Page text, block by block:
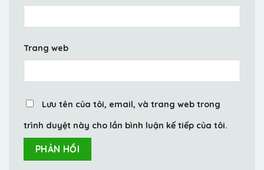
Trang web
Lưu tên của tôi, email, và trang web trong
trình duyệt này cho lần bình luận kế tiếp của tôi.